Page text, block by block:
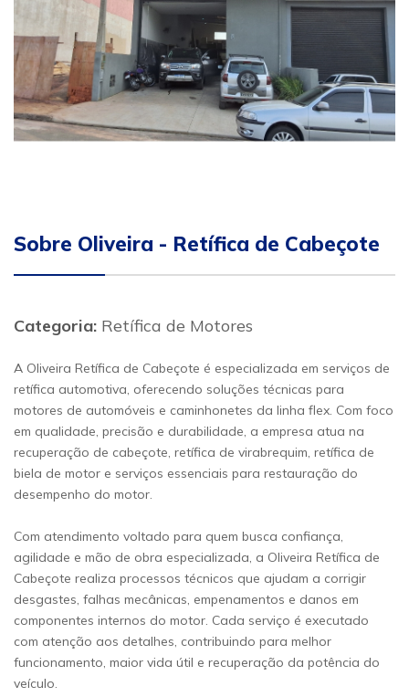
Sobre Oliveira - Retífica de Cabeçote
Categoria: Retífica de Motores
A Oliveira Retífica de Cabeçote é especializada em serviços de
retífica automotiva, oferecendo soluções técnicas para
motores de automóveis e caminhonetes da linha flex. Com foco
em qualidade, precisão e durabilidade, a empresa atua na
recuperação de cabeçote, retífica de virabrequim, retífica de
biela de motor e serviços essenciais para restauração do
desempenho do motor.
Com atendimento voltado para quem busca confiança,
agilidade e mão de obra especializada, a Oliveira Retífica de
Cabeçote realiza processos técnicos que ajudam a corrigir
desgastes, falhas mecânicas, empenamentos e danos em
componentes internos do motor. Cada serviço é executado
com atenção aos detalhes, contribuindo para melhor
funcionamento, maior vida útil e recuperação da potência do
veículo.